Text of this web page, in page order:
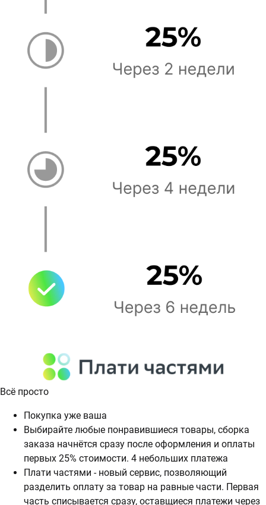
Всё просто
Покупка уже ваша
Выбирайте любые понравившиеся товары, сборка
заказа начнётся сразу после оформления и оплаты
первых 25% стоимости. 4 небольших платежа
Плати частями - новый сервис, позволяющий
разделить оплату за товар на равные части. Первая
часть списывается сразу, оставщиеся платежи через